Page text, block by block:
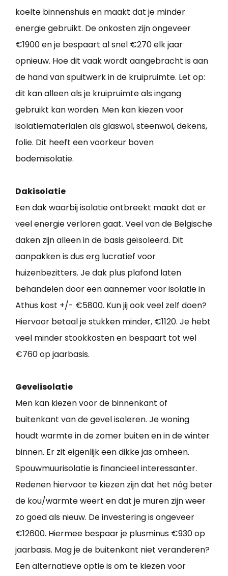
koelte binnenshuis en maakt dat je minder
energie gebruikt. De onkosten zijn ongeveer
€1900 en je bespaart al snel €270 elk jaar
opnieuw. Hoe dit vaak wordt aangebracht is aan
de hand van spuitwerk in de kruipruimte. Let op:
dit kan alleen als je kruipruimte als ingang
gebruikt kan worden. Men kan kiezen voor
isolatiematerialen als glaswol, steenwol, dekens,
folie. Dit heeft een voorkeur boven
bodemisolatie.
Dakisolatie
Een dak waarbij isolatie ontbreekt maakt dat er
veel energie verloren gaat. Veel van de Belgische
daken zijn alleen in de basis geïsoleerd. Dit
aanpakken is dus erg lucratief voor
huizenbezitters. Je dak plus plafond laten
behandelen door een aannemer voor isolatie in
Athus kost +/- €5800. Kun jij ook veel zelf doen?
Hiervoor betaal je stukken minder, €1120. Je hebt
veel minder stookkosten en bespaart tot wel
€760 op jaarbasis.
Gevelisolatie
Men kan kiezen voor de binnenkant of
buitenkant van de gevel isoleren. Je woning
houdt warmte in de zomer buiten en in de winter
binnen. Er zit eigenlijk een dikke jas omheen.
Spouwmuurisolatie is financieel interessanter.
Redenen hiervoor te kiezen zijn dat het nóg beter
de kou/warmte weert en dat je muren zijn weer
zo goed als nieuw. De investering is ongeveer
€12600. Hiermee bespaar je plusminus €930 op
jaarbasis. Mag je de buitenkant niet veranderen?
Een alternatieve optie is om te kiezen voor